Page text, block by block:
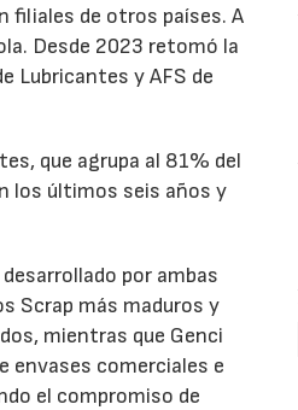
filiales de otros países. A
Desde 2023 retomó la
Lubricantes y AFS de
que agrupa al 81% del
los últimos seis años y
por ambas
Scrap más maduros y
mientras que Genci
envases comerciales e
el compromiso de